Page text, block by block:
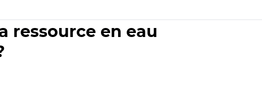
ressource en eau